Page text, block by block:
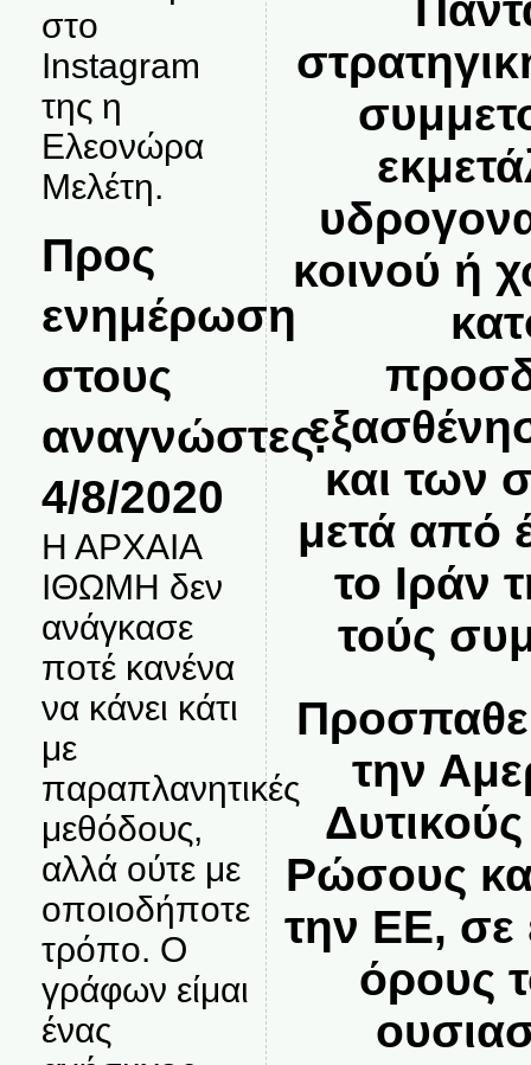
στο
Instagram
της η
Ελεονώρα
Μελέτη.
Προς
ενημέρωση
στους
αναγνώστες.
4/8/2020
Η ΑΡΧΑΙΑ
ΙΘΩΜΗ δεν
ανάγκασε
ποτέ κανένα
να κάνει κάτι
με
παραπλανητικές
μεθόδους,
αλλά ούτε με
οποιοδήποτε
τρόπο. Ο
γράφων είμαι
ένας
κοινού ή
και των
μετά από
το Ιράν
τούς
την
Ρώσους
την ΕΕ, σε
όρους